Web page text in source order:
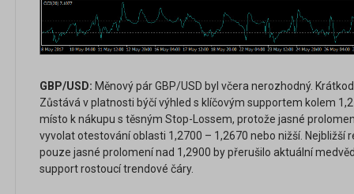
GBP/USD: Měnový pár GBP/USD byl včera nerozhodný.
Zůstává v platnosti býčí výhled s klíčovým supportem kolem
místo k nákupu s těsným Stop-Lossem, protože jasné
vyvolat otestování oblasti 1,2700 – 1,2670 nebo nižší. Nejbližší
pouze jasné prolomení nad 1,2900 by přerušilo aktuální
support rostoucí trendové čáry.